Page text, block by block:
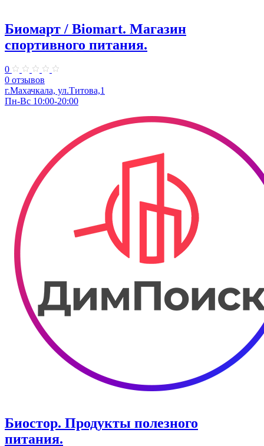
Биомарт ​/ Biomart. Магазин
спортивного питания.
0
0 отзывов
г.Махачкала, ул.Титова,1
Пн-Вс 10:00-20:00
Биостор. Продукты полезного
питания.